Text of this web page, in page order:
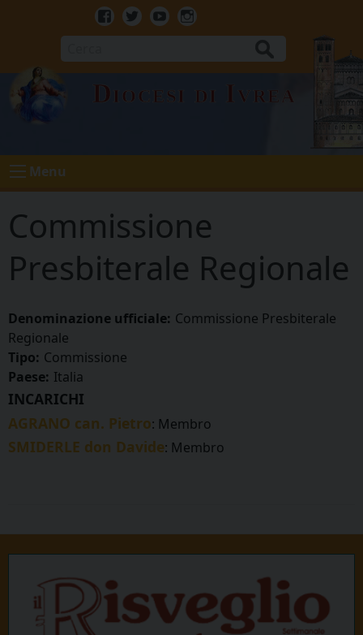
Facebook
TwitterYoutubeInstagram
Diocesi di Ivrea
Menu
Commissione
Presbiterale Regionale
Denominazione ufficiale: Commissione Presbiterale
Regionale
Tipo: Commissione
Paese: Italia
INCARICHI
AGRANO can. Pietro: Membro
SMIDERLE don Davide: Membro